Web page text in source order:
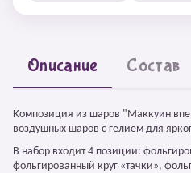
Описание Состав
Композиция из шаров "Маккуин
воздушных шаров с гелием для
В набор входит 4 позиции:
фольгированный круг «тачки»,